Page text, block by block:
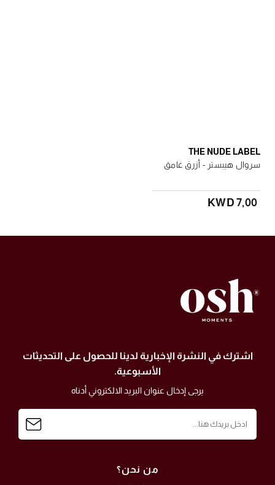
THE NUDE LABEL
سروال هيبستر - أزرق غامق
KWD 7٫00
اشترك في النشرة الإخبارية لدينا للحصول على التحديثات
الأسبوعية.
يرجى إدخال عنوان البريد الالكتروني أدناه
من نحن؟